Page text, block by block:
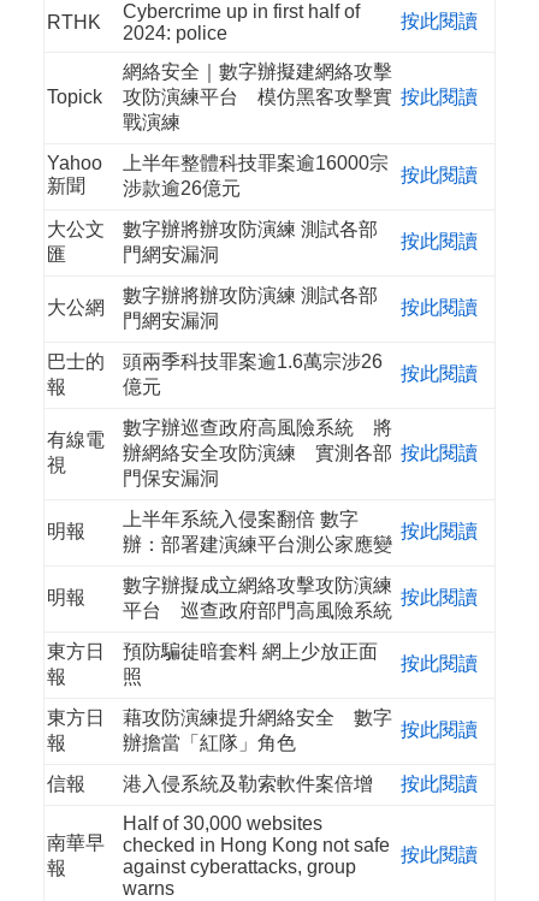
RTHK
Cybercrime up in first half of
2024: police
按此閱讀
Topick
網絡安全｜數字辦擬建網絡攻擊
攻防演練平台 模仿黑客攻擊實
戰演練
按此閱讀
Yahoo
新聞
上半年整體科技罪案逾16000宗
涉款逾26億元
按此閱讀
大公文
匯
數字辦將辦攻防演練 測試各部
門網安漏洞
按此閱讀
大公網
數字辦將辦攻防演練 測試各部
門網安漏洞
按此閱讀
巴士的
報
頭兩季科技罪案逾1.6萬宗涉26
億元
按此閱讀
有線電
視
數字辦巡查政府高風險系統 將
辦網絡安全攻防演練 實測各部
門保安漏洞
按此閱讀
明報
上半年系統入侵案翻倍 數字
辦：部署建演練平台測公家應變
按此閱讀
明報
數字辦擬成立網絡攻擊攻防演練
平台 巡查政府部門高風險系統
按此閱讀
東方日
報
預防騙徒暗套料 網上少放正面
照
按此閱讀
東方日
報
藉攻防演練提升網絡安全 數字
辦擔當「紅隊」角色
按此閱讀
信報 港入侵系統及勒索軟件案倍增 按此閱讀
南華早
報
Half of 30,000 websites
checked in Hong Kong not safe
against cyberattacks, group
warns
按此閱讀